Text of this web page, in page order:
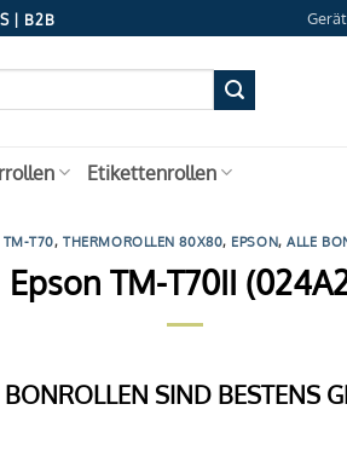
| B2B
Etikettenrollen
TM-T70,THERMOROLLEN 80X80, EPSON,ALLE
Epson TM-T70II
BONROLLEN SIND BESTENS